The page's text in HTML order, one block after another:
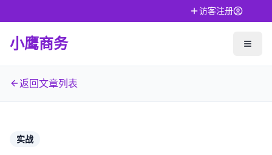
访客注册
小鹰商务
返回文章列表
实战